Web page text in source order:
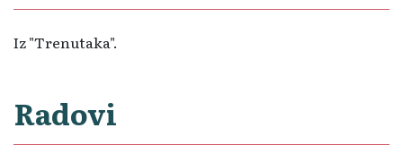
Iz "Trenutaka".
Radovi